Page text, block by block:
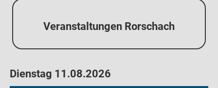
Veranstaltungen Rorschach
Dienstag 11.08.2026